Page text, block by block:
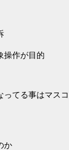
操作が目的
ってる事はマスコ
か